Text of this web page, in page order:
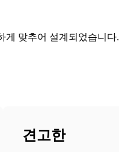
게 맞추어 설계되었습니다.
견고한